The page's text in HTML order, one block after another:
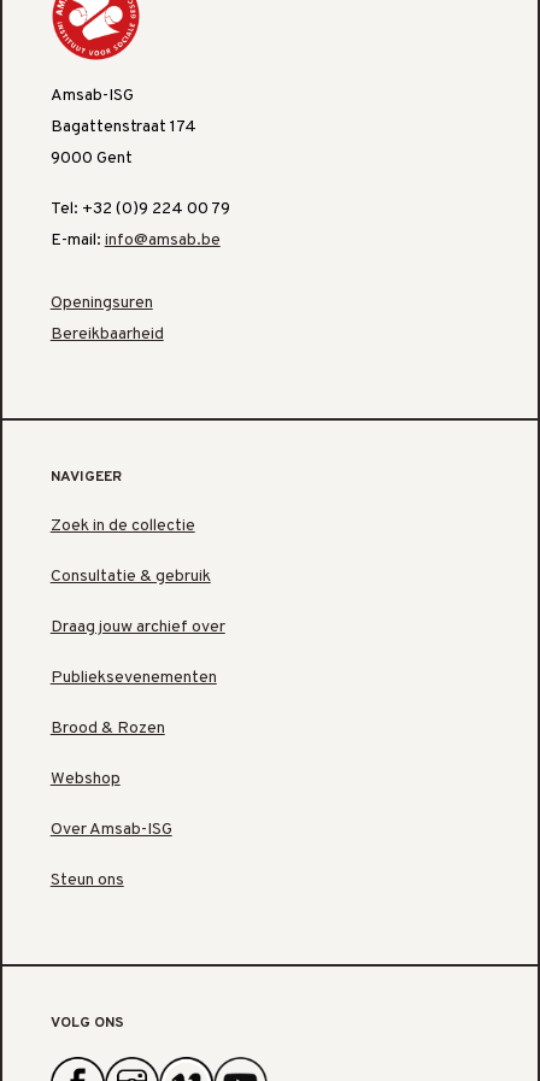
Amsab-ISG
Bagattenstraat 174
9000 Gent
Tel: +32 (0)9 224 00 79
E-mail: info@amsab.be
Openingsuren
Bereikbaarheid
NAVIGEER
Zoek in de collectie
Consultatie & gebruik
Draag jouw archief over
Publieksevenementen
Brood & Rozen
Webshop
Over Amsab-ISG
Steun ons
VOLG ONS